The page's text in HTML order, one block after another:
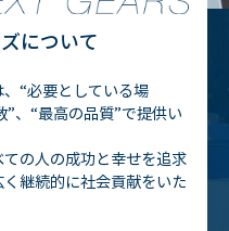
について
“必要としている場
”、“最高の品質”で提供い
の人の成功と幸せを追求
継続的に社会貢献をいた